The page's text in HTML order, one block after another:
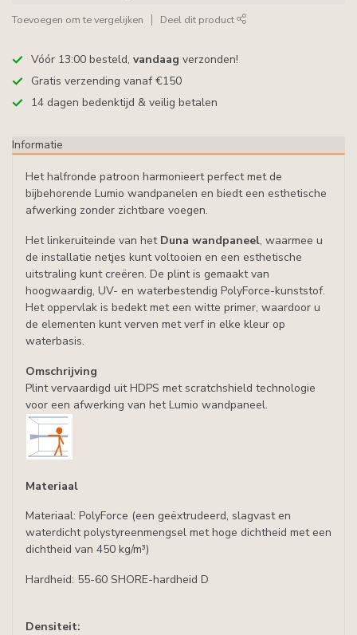
Toevoegen om te vergelijken Deel dit product
Vóór 13:00 besteld, vandaag verzonden!
Gratis verzending vanaf €150
14 dagen bedenktijd & veilig betalen
Informatie
Het halfronde patroon harmonieert perfect met de
bijbehorende Lumio wandpanelen en biedt een esthetische
afwerking zonder zichtbare voegen.
Het linkeruiteinde van het Duna wandpaneel, waarmee u
de installatie netjes kunt voltooien en een esthetische
uitstraling kunt creëren. De plint is gemaakt van
hoogwaardig, UV- en waterbestendig PolyForce-kunststof.
Het oppervlak is bedekt met een witte primer, waardoor u
de elementen kunt verven met verf in elke kleur op
waterbasis.
Omschrijving
Plint vervaardigd uit HDPS met scratchshield technologie
voor een afwerking van het Lumio wandpaneel.
Materiaal
Materiaal: PolyForce (een geëxtrudeerd, slagvast en
waterdicht polystyreenmengsel met hoge dichtheid met een
dichtheid van 450 kg/m³)
Hardheid: 55-60 SHORE-hardheid D
Densiteit: